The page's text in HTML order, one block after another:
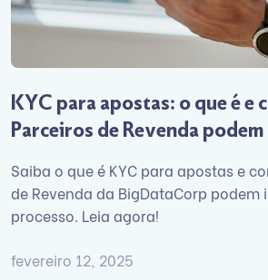
KYC para apostas: o que é e
Parceiros de Revenda
Saiba o que é KYC para apostas e
de Revenda da BigDataCorp podem
processo. Leia agora!
fevereiro 12, 2025